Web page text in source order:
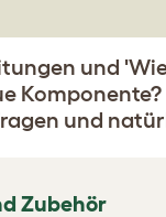
und
und
Zubehör